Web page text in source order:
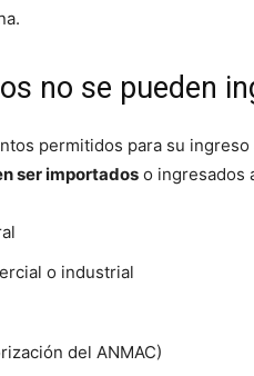
no se pueden
permitidos para su
ser importados o ingresados
o industrial
del ANMAC)